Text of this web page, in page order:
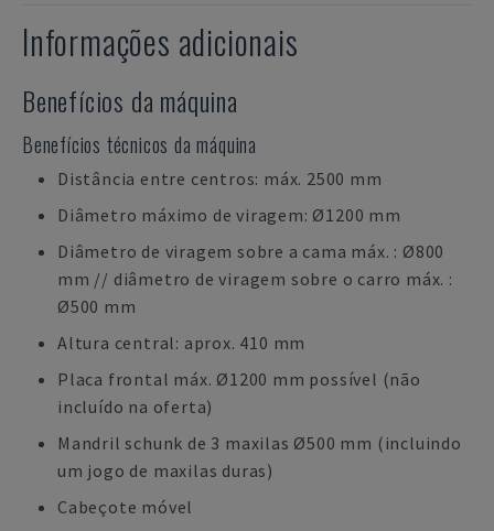
Informações adicionais
Benefícios da máquina
Benefícios técnicos da máquina
Distância entre centros: máx. 2500 mm
Diâmetro máximo de viragem: Ø1200 mm
Diâmetro de viragem sobre a cama máx. : Ø800
mm // diâmetro de viragem sobre o carro máx. :
Ø500 mm
Altura central: aprox. 410 mm
Placa frontal máx. Ø1200 mm possível (não
incluído na oferta)
Mandril schunk de 3 maxilas Ø500 mm (incluindo
um jogo de maxilas duras)
Cabeçote móvel